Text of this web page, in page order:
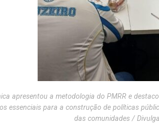
apresentou a metodologia do PMRR e
essenciais para a construção de políticas
das comunidades /